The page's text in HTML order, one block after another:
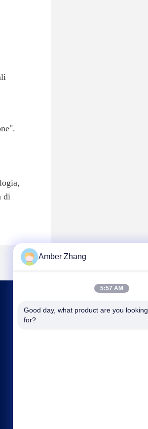
di
CONTATTACI
Amber Zhang
5:57 AM
Good day, what product are you looking
for?